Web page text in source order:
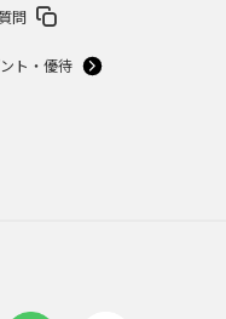
問
ト・優待